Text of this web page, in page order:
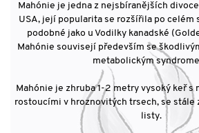
Mahónie je jedna z nejsbíranějších
USA, její popularita se rozšířila po celém
podobné jako u Vodilky kanadské
Mahónie souvisejí především se
metabolickým
Mahónie je zhruba 1-2 metry vysoký keř
rostoucími v hroznovitých trsech, se stále
listy.